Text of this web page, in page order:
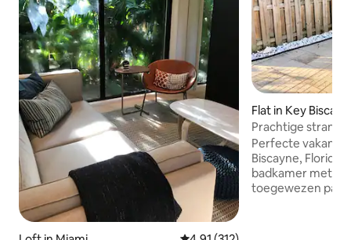
Flat in Key
Prachtige
Key Biscayne
Perfecte
Biscayne, Florida Eén slaapkamer, één
badkamer met
toegewezen